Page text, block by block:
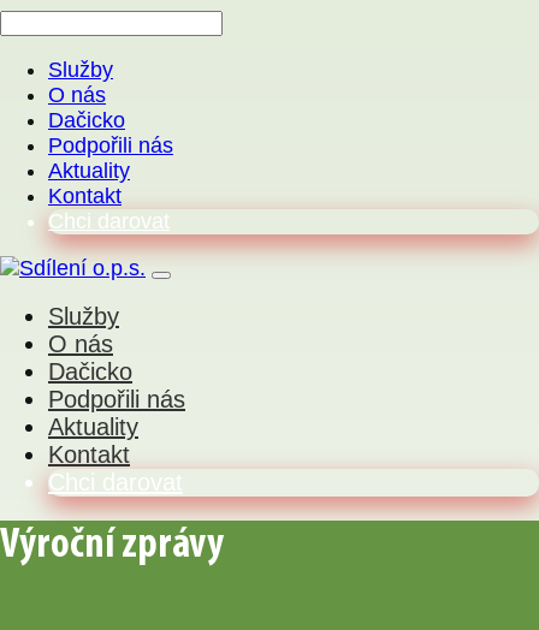
Služby
O nás
Dačicko
Podpořili nás
Aktuality
Kontakt
Chci darovat
Služby
O nás
Dačicko
Podpořili nás
Aktuality
Kontakt
Chci darovat
Výroční zprávy